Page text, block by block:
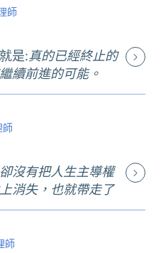
對，它就用自己
你會看到今天講
依然聲淚俱下。
，我相信有些人
不說。創傷受害
幾乎像是被社會
讓你覺得震驚噁
只是跟大部分人
，對心理療癒，
多少的言論是我們
至把過錯歸咎在
有沒有其他的觀
般對好媽媽的形
，全心為家庭和
放在最後。如果
，造成的衝擊真
好像沒有人思考
想要奔放？
邀和另一位東方
為了幫助美國學
叫。邀請我們的
是隨著中央政府
那片土地的中國
在知道的家譜先
辯到底我們認定
四個大黑體字的
脈的認定，以及
人有感的可能是
上一代，有些人
前祖先的經歷而
能跟現在的我們
的感受，然後，
照大神「棄祖背
的經驗能對想要
而且費用是可負
的分享有很高的
員以各自的私人
的媒介，這是團
有一部分也是希
人，我也相信她
如果理科太太不
的心路歷程，我
為可以取代心理
法過去。
統發表國慶演
脅；前參謀總長
是時間問題；烏
今天股市下殺五
我父親還準備一
甚麼事情就不要
麼緊張，畢竟對
大的，但這次我
越分裂，四面八
岸可能來真的。
父母是怎麼一回
了，因為當父母
一般成本效益的
都不是一個腦袋
，她的工作就是
而我剛被家裡的
她說這些孩子要
有多幸運(我還強
工朋友眼淚就掉
淚。那個眼淚包
，還是身為母親
師
是:真的已經終止的
續前進的可能。
件事情可以衍伸
君主體制的價
，但回到這位女
民之間，我看到
致的道別藝術：
以感受到潛藏的
師
沒有把人生主導權
消失，也就帶走了
憶，但是她的歌
師